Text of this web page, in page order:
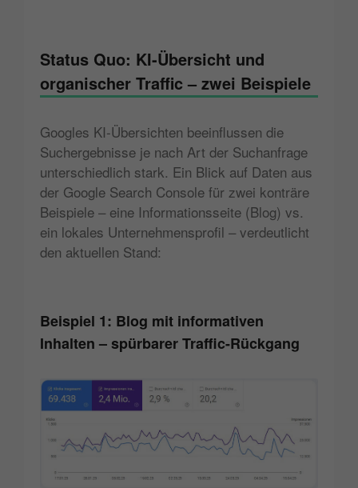
Status Quo: KI-Übersicht und
organischer Traffic – zwei Beispiele
Googles KI-Übersichten beeinflussen die
Suchergebnisse je nach Art der Suchanfrage
unterschiedlich stark. Ein Blick auf Daten aus
der Google Search Console für zwei konträre
Beispiele – eine Informationsseite (Blog) vs.
ein lokales Unternehmensprofil – verdeutlicht
den aktuellen Stand:
Beispiel 1: Blog mit informativen
Inhalten – spürbarer Traffic-Rückgang